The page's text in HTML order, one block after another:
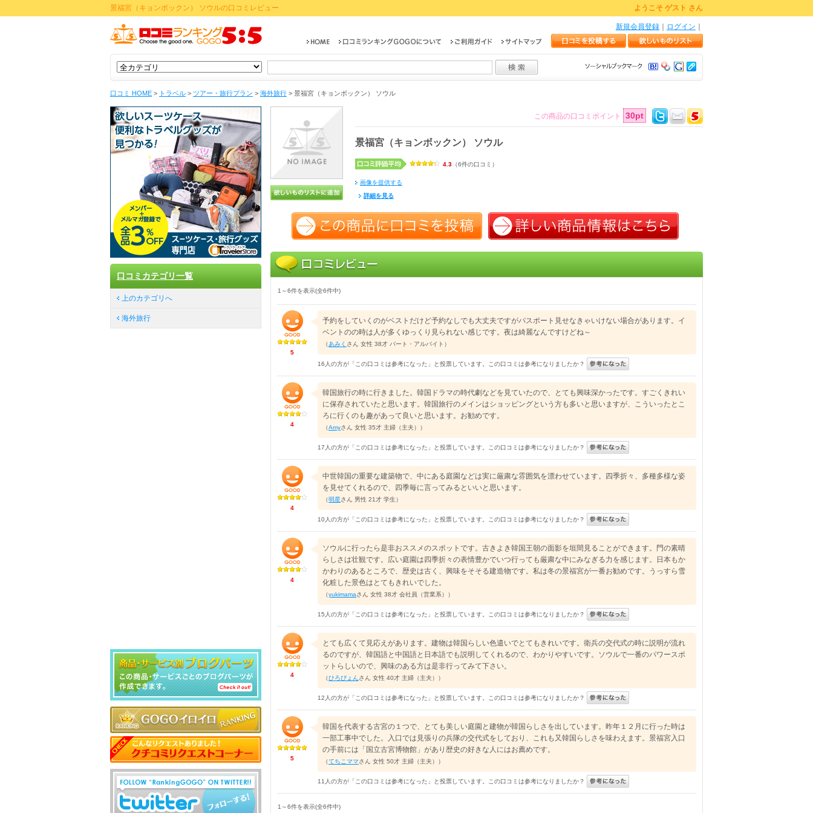
景福宮（キョンボックン） ソウルの口コミレビュー ようこそ ゲスト さん
ログイン
新規会員登録
口コミ HOME > トラベル > ツアー・旅行プラン > 海外旅行 > 景福宮（キョンボックン） ソウル
この商品の口コミポイント 30pt
景福宮（キョンボックン） ソウル
4.3 （6件の口コミ）
画像を提供する
詳細を見る
1～6件を表示(全6件中)
5
予約をしていくのがベストだけど予約なしでも大丈夫ですがパスポート見せなきゃいけない場合があります。イ
ベントのの時は人が多くゆっくり見られない感じです。夜は綺麗なんですけどね～
（あみく さん 女性 38才 パート・アルバイト）
16人の方が「この口コミは参考になった」と投票しています。この口コミは参考になりましたか？
4
韓国旅行の時に行きました。韓国ドラマの時代劇などを見ていたので、とても興味深かったです。すごくきれい
に保存されていたと思います。韓国旅行のメインはショッピングという方も多いと思いますが、こういったとこ
ろに行くのも趣があって良いと思います。お勧めです。
（Amyさん 女性 35才 主婦（主夫））
17人の方が「この口コミは参考になった」と投票しています。この口コミは参考になりましたか？
4
中世韓国の重要な建築物で、中にある庭園などは実に厳粛な雰囲気を漂わせています。四季折々、多種多様な姿
を見せてくれるので、四季毎に言ってみるといいと思います。
（明星さん 男性 21才 学生）
10人の方が「この口コミは参考になった」と投票しています。この口コミは参考になりましたか？
4
ソウルに行ったら是非おススメのスポットです。古きよき韓国王朝の面影を垣間見ることができます。門の素晴
らしさは壮観です。広い庭園は四季折々の表情豊かでいつ行っても厳粛な中にみなぎる力を感じます。日本もか
かわりのあるところで、歴史は古く、興味をそそる建造物です。私は冬の景福宮が一番お勧めです。うっすら雪
化粧した景色はとてもきれいでした。
（yukimamaさん 女性 38才 会社員（営業系））
15人の方が「この口コミは参考になった」と投票しています。この口コミは参考になりましたか？
4
とても広くて見応えがあります。建物は韓国らしい色遣いでとてもきれいです。衛兵の交代式の時に説明が流れ
るのですが、韓国語と中国語と日本語でも説明してくれるので、わかりやすいです。ソウルで一番のパワースポ
ットらしいので、興味のある方は是非行ってみて下さい。
（ひろぴょんさん 女性 40才 主婦（主夫））
12人の方が「この口コミは参考になった」と投票しています。この口コミは参考になりましたか？
5
韓国を代表する古宮の１つで、とても美しい庭園と建物が韓国らしさを出しています。昨年１２月に行った時は
一部工事中でした。入口では見張りの兵隊の交代式をしており、これも又韓国らしさを味わえます。景福宮入口
の手前には「国立古宮博物館」があり歴史の好きな人にはお薦めです。
（てちこママさん 女性 50才 主婦（主夫））
11人の方が「この口コミは参考になった」と投票しています。この口コミは参考になりましたか？
1～6件を表示(全6件中)
口コミカテゴリ一覧
上のカテゴリへ
海外旅行